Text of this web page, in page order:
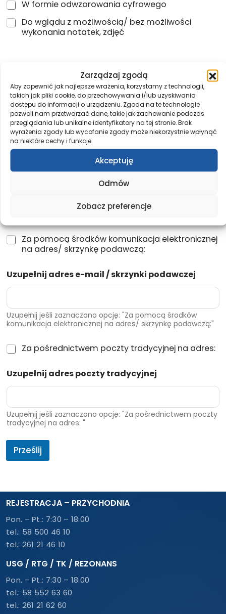
Zarządzaj zgodą
Aby zapewnić jak najlepsze wrażenia, korzystamy z technologii,
takich jak pliki cookie, do przechowywania i/lub uzyskiwania
dostępu do informacji o urządzeniu. Zgoda na te technologie
pozwoli nam przetwarzać dane, takie jak zachowanie podczas
przeglądania lub unikalne identyfikatory na tej stronie. Brak
wyrażenia zgody lub wycofanie zgody może niekorzystnie wpłynąć
na niektóre cechy i funkcje.
Akceptuję
Odmów
Zobacz preferencje
h
o
w
ą
g
o
ś
c
w
e
ń
o
e
k
z
d
r
w
o
n
j
y
c
h
r
a
p
n
e
n
a
W formie odwzorowania cyfrowego
Do wglądu z możliwością/ bez możliwości
wykonania notatek, zdjęć
FORMA ODBIORU
O
d
b
ó
o
o
Odbiór osobisty
O
d
b
o
s
o
u
o
w
a
ż
o
ą
(
i
i
ę
,
k
o
P
E
S
L
Odbiór przez osobę upoważnioną (imię,
nazwisko, PESEL)
Uzupełnij dane osoby upoważnionej do odbioru
dokumentacji (imię, nazwisko, PESEL)
Uzupełnij jeśli zaznaczono opcję: "Odbiór przez osobę
Z
a
m
o
ą
ś
r
d
k
w
o
m
u
n
k
c
l
e
k
t
r
o
i
c
z
n
e
Za pomocą środków komunikacja elektronicznej
na adres/ skrzynkę podawczą:
Uzupełnij adres e-mail / skrzynki podawczej
Uzupełnij jeśli zaznaczono opcję: "Za pomocą środków
komunikacja elektronicznej na adres/ skrzynkę podawczą:"
Z
a
o
ś
e
d
n
c
w
p
o
z
t
y
t
r
a
d
y
c
y
Za pośrednictwem poczty tradycyjnej na adres:
s
o
ę
c
e
e
a
Uzupełnij adres poczty tradycyjnej
Uzupełnij jeśli zaznaczono opcję: "Za pośrednictwem poczty
tradycyjnej na adres: "
Prześlij
REJESTRACJA – PRZYCHODNIA
Pon. – Pt.: 7:30 – 18:00
tel.: 58 500 46 10
tel.: 261 21 46 10
USG / RTG / TK / REZONANS
Pon. – Pt.: 7:30 – 18:00
tel.: 58 552 63 60
tel.: 261 21 62 60